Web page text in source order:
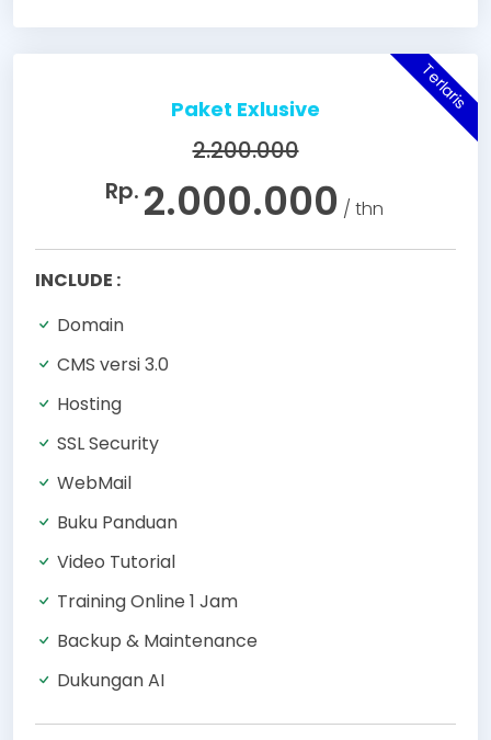
Terlaris
Paket Exlusive
2.200.000
Rp. 2.000.000 / thn
INCLUDE :
Domain
CMS versi 3.0
Hosting
SSL Security
WebMail
Buku Panduan
Video Tutorial
Training Online 1 Jam
Backup & Maintenance
Dukungan AI